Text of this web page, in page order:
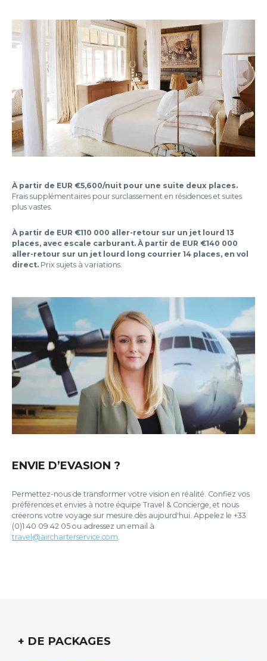
À partir de EUR €5,600/nuit pour une suite deux places.
Frais supplémentaires pour surclassement en résidences et suites
plus vastes.
À partir de EUR €110 000 aller-retour sur un jet lourd 13
places, avec escale carburant. À partir de EUR €140 000
aller-retour sur un jet lourd long courrier 14 places, en vol
direct. Prix sujets à variations.
ENVIE D’EVASION ?
Permettez-nous de transformer votre vision en réalité. Confiez vos
préférences et envies à notre équipe Travel & Concierge, et nous
créerons votre voyage sur mesure dès aujourd'hui. Appelez le +33
(0)1 40 09 42 05 ou adressez un email à
travel@aircharterservice.com
+ DE PACKAGES